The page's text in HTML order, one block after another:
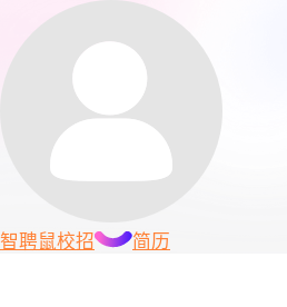
智聘鼠校招 简历